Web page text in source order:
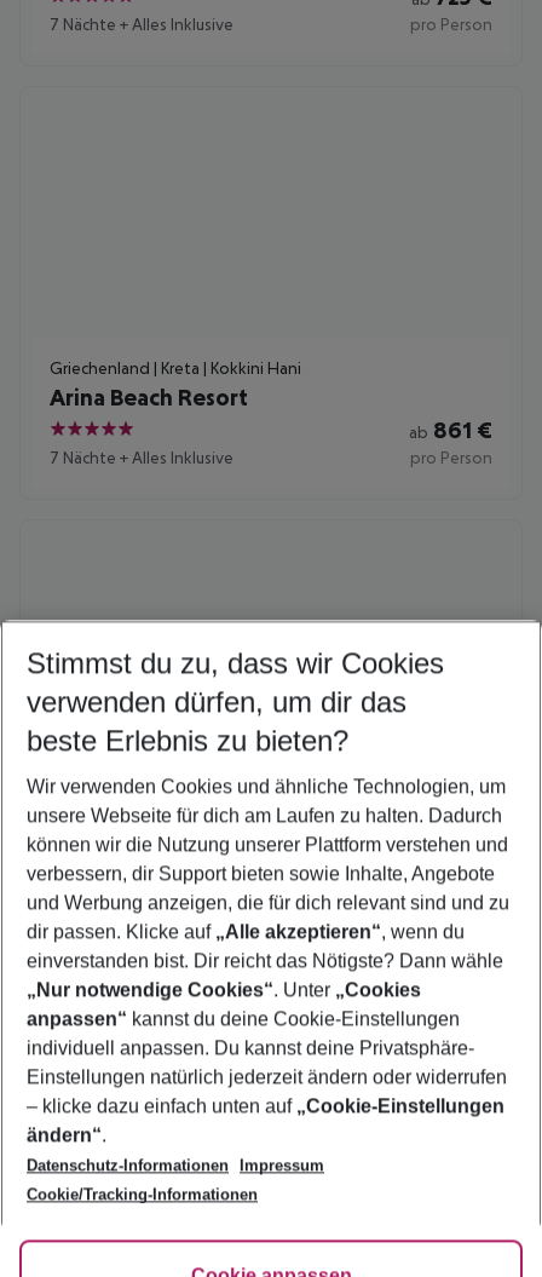
5
7 Nächte + Alles Inklusive pro Person
Griechenland | Kreta | Kokkini Hani
Arina Beach Resort
5
7 Nächte + Alles Inklusive
ab 861 €
pro Person
Cavo Olympo Luxury Hotel & Spa
57 Nächte Frühstück
ab 614€
pro Person
Footer
Footer navigation
Über uns
AGB
Bestpreisgarantie
Cookie-Einstellungen ändern
Cookie-Richtlinie
Agenturbetreuung
Barrierefreies Reisen
Folge uns
Stimmst du zu, dass wir Cookies
verwenden dürfen, um dir das
beste Erlebnis zu bieten?
Wir verwenden Cookies und ähnliche Technologien, um
unsere Webseite für dich am Laufen zu halten. Dadurch
können wir die Nutzung unserer Plattform verstehen und
verbessern, dir Support bieten sowie Inhalte, Angebote
und Werbung anzeigen, die für dich relevant sind und zu
dir passen. Klicke auf „Alle akzeptieren“, wenn du
einverstanden bist. Dir reicht das Nötigste? Dann wähle
„Nur notwendige Cookies“. Unter „Cookies
anpassen“ kannst du deine Cookie-Einstellungen
individuell anpassen. Du kannst deine Privatsphäre-
Einstellungen natürlich jederzeit ändern oder widerrufen
– klicke dazu einfach unten auf „Cookie-Einstellungen
ändern“.
Datenschutz-Informationen
Impressum
Cookie/Tracking-Informationen